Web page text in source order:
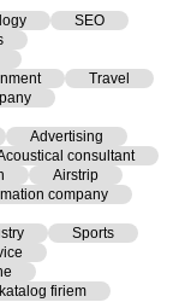
SEO
Travel
Advertising
consultant
Airstrip
company
Sports
katalog firiem